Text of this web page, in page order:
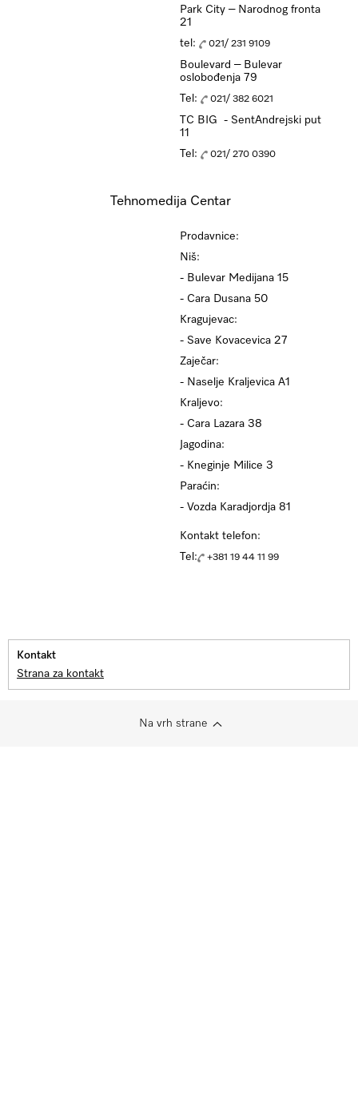
Park City – Narodnog fronta
21
tel:
021/ 231 9109
Boulevard – Bulevar
oslobođenja 79
Tel:
021/ 382 6021
TC BIG - SentAndrejski put
11
Tel:
021/ 270 0390
Tehnomedija Centar
Prodavnice:
Niš:
- Bulevar Medijana 15
- Cara Dusana 50
Kragujevac:
- Save Kovacevica 27
Zaječar:
- Naselje Kraljevica A1
Kraljevo:
- Cara Lazara 38
Jagodina:
- Kneginje Milice 3
Paraćin:
- Vozda Karadjordja 81
Kontakt telefon:
Tel:
+381 19 44 11 99
Kontakt
Strana za kontakt
Na vrh strane